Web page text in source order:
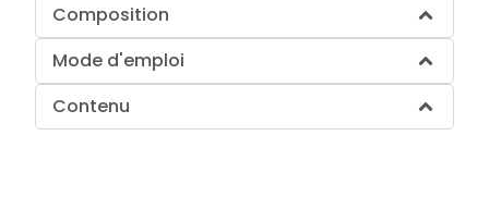
Composition
Mode d'emploi
Contenu